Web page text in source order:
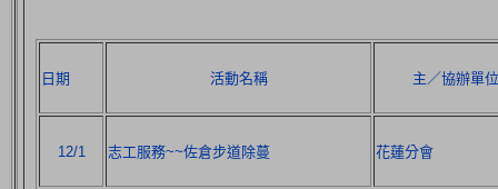
日期 活動名稱 主／協辦單位
12/1 志工服務~~佐倉步道除蔓 花蓮分會